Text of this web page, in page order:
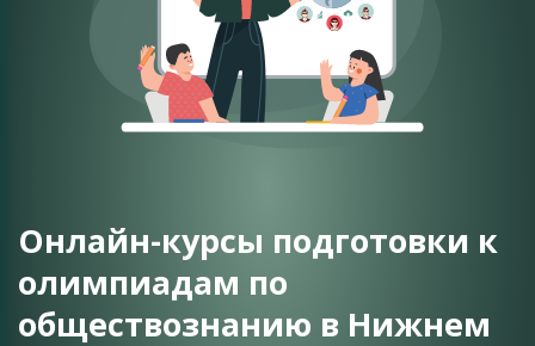
Онлайн-курсы подготовки к
олимпиадам по
обществознанию в Нижнем